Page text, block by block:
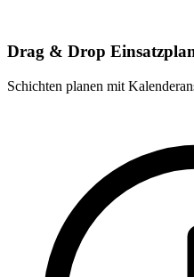
Drag & Drop
Schichten planen mit